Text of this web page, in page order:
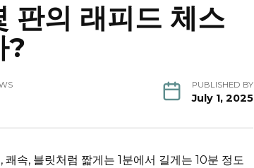
판의 래피드 체스
?
PUBLISHED BY
July 1, 2025
속, 블릿처럼 짧게는 1분에서 길게는 10분 정도